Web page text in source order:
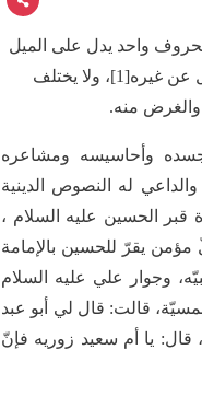
واحد يدل على الميل
والعدول، وهي مصدر مأخوذ من كلمة الزوْر وتعني الميل والرغبة إلى طرف ما والعدول عن غيره[1]، ولا يختلف
والغرض منه.
وأحاسيسه ومشاعره
له النصوص الدينية
قبر الحسين عليه السلام ،
مؤمن يقرّ للحسين بالإمامة
وجوار علي عليه السلام
وكذلك: عن أمّ سعيد الأحمسيّة، قالت: قال لي أبو عبد
قال: يا أم سعيد زوريه فإنّ